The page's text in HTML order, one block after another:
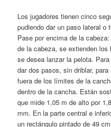
Los jugadores tienen cinco
pudiendo dar un paso lateral o
Pase por encima de la
de la cabeza, se extienden
se desea lanzar la pelota.
dar dos pasos, sin driblar,
fuera de los límites de la
dentro de la cancha. Están
que mide 1,05 m de alto por
mm. En la parte central e
un rectángulo pintado de 49